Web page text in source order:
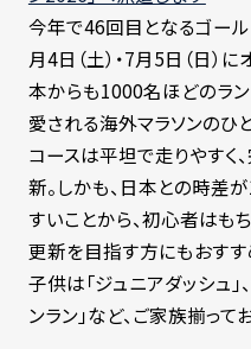
今年で46回目となるゴール
月4日（土）・7月5日（日）
本からも1000名ほどのラ
愛される海外マラソンのひ
コースは平坦で走りやすく
新。しかも、日本との時差
すいことから、初心者はも
更新を目指す方にもおすす
子供は「ジュニアダッシュ」
ンラン」など、ご家族揃っ